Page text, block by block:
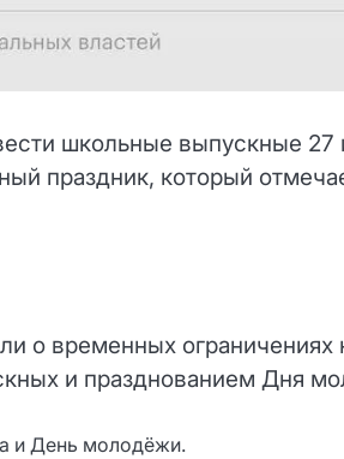
школьные выпускные
праздник, который
о временных
и празднованием Дня
и День молодёжи.